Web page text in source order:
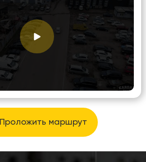
Проложить маршрут